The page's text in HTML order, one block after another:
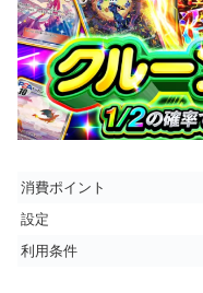
消費ポイント
設定
利用条件